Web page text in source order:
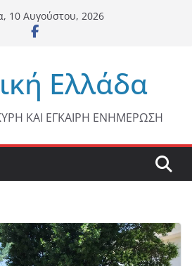
10 Αυγούστου, 2026
Ελλάδα
ΚΑΙ ΕΓΚΑΙΡΗ ΕΝΗΜΕΡΩΣΗ